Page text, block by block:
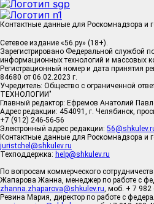
Контактные данные для Роскомнадзора и
Сетевое издание «56.ру» (18+).
Зарегистрировано Федеральной службой
информационных технологий и массовых
Регистрационный номер и дата принятия
84680 от 06.02.2023 г.
Учредитель: Общество с ограниченной
ТЕХНОЛОГИИ"
Главный редактор: Ефремов Анатолий
Адрес редакции: 454091, г. Челябинск,
+7 (912) 246-56-56
Электронный адрес редакции:
Контактные данные для Роскомнадзора и
juristchel@shkulev.ru
Техподдержка: help@shkulev.ru
По вопросам коммерческого
Жапарова Жанна, менеджер по работе с
zhanna.zhaparova@shkulev.ru, моб. + 7 982
Ревина Мария, директор по работе с